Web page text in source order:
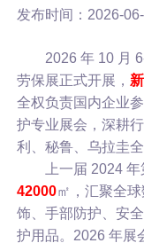
发布时间：2026-
2026 年 10 月
劳保展正式开展，
全权负责国内企业
护专业展会，深耕
利、秘鲁、乌拉圭全
上一届 2024
42000㎡，汇聚全
饰、手部防护、安
护用品。2026 年展